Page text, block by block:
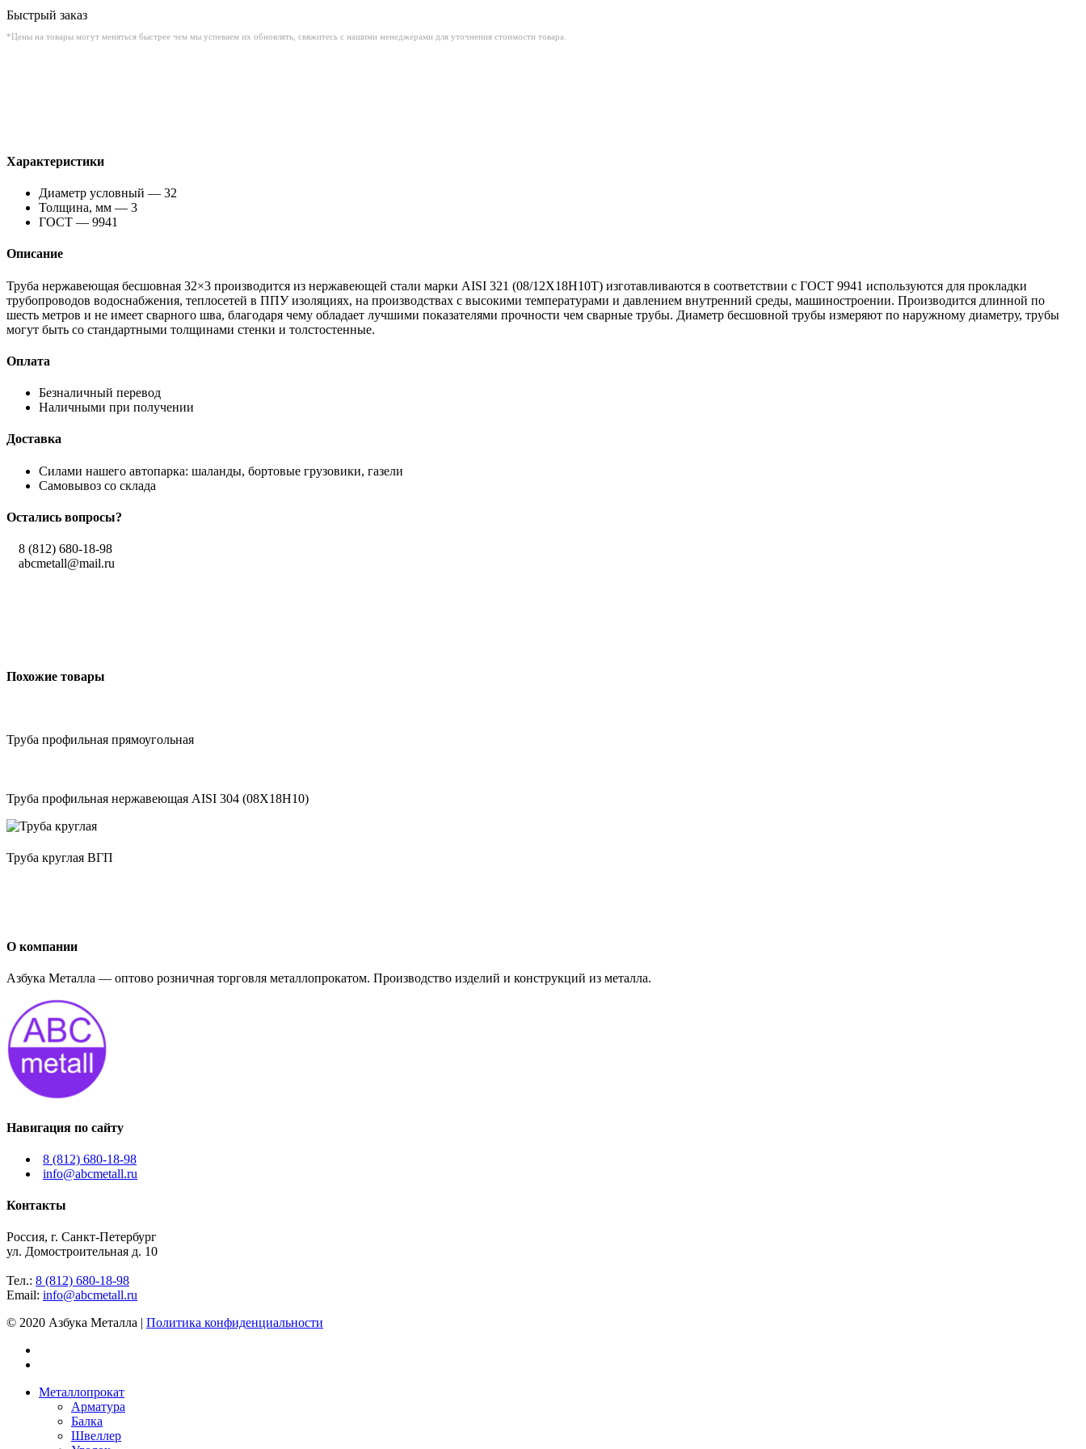
Быстрый заказ
*Цены на товары могут меняться быстрее чем мы успеваем их обновлять, свяжитесь с нашими менеджерами для уточнения стоимости товара.
Характеристики
Диаметр условный — 32
Толщина, мм — 3
ГОСТ — 9941
Описание
Труба нержавеющая бесшовная 32×3 производится из нержавеющей стали марки AISI 321 (08/12Х18Н10Т) изготавливаются в соответствии с ГОСТ 9941 используются для прокладки
трубопроводов водоснабжения, теплосетей в ППУ изоляциях, на производствах с высокими температурами и давлением внутренний среды, машиностроении. Производится длинной по
шесть метров и не имеет сварного шва, благодаря чему обладает лучшими показателями прочности чем сварные трубы. Диаметр бесшовной трубы измеряют по наружному диаметру, трубы
могут быть со стандартными толщинами стенки и толстостенные.
Оплата
Безналичный перевод
Наличными при получении
Доставка
Силами нашего автопарка: шаланды, бортовые грузовики, газели
Самовывоз со склада
Остались вопросы?
8 (812) 680-18-98
abcmetall@mail.ru
Похожие товары
Труба профильная прямоугольная
Труба профильная нержавеющая AISI 304 (08Х18Н10)
Труба круглая ВГП
О компании
Азбука Металла — оптово розничная торговля металлопрокатом. Производство изделий и конструкций из металла.
Навигация по сайту
8 (812) 680-18-98
info@abcmetall.ru
Контакты
Россия, г. Санкт-Петербург
ул. Домостроительная д. 10
Тел.: 8 (812) 680-18-98
Email: info@abcmetall.ru
© 2020 Азбука Металла | Политика конфиденциальности
Металлопрокат
Арматура
Балка
Швеллер